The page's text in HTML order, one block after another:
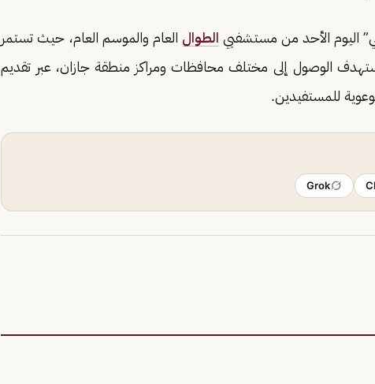
اليوم الأحد من مستشفيي الطوال العام والموسم العام، حيث تستمر
الوصول إلى مختلف محافظات ومراكز منطقة جازان، عبر تقديم
للمستفيدين.
Grok